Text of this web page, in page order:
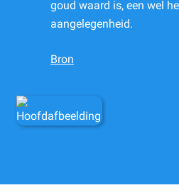
goud waard is, een wel
aangelegenheid.
Bron